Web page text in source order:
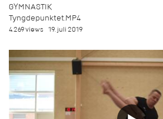
GYMNASTIK
Tyngdepunktet.MP4
4.269 views 19. juli 2019